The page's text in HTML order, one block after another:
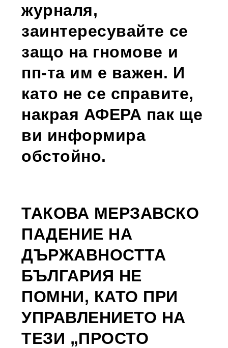
журналя,
заинтересувайте се
защо на гномове и
пп-та им е важен. И
като не се справите,
накрая АФЕРА пак ще
ви информира
обстойно.
ТАКОВА МЕРЗАВСКО
ПАДЕНИЕ НА
ДЪРЖАВНОСТТА
БЪЛГАРИЯ НЕ
ПОМНИ, КАТО ПРИ
УПРАВЛЕНИЕТО НА
ТЕЗИ „ПРОСТО